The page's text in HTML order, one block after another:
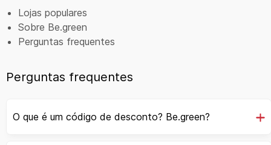
Lojas populares
Sobre Be.green
Perguntas frequentes
Perguntas frequentes
O que é um código de desconto? Be.green?